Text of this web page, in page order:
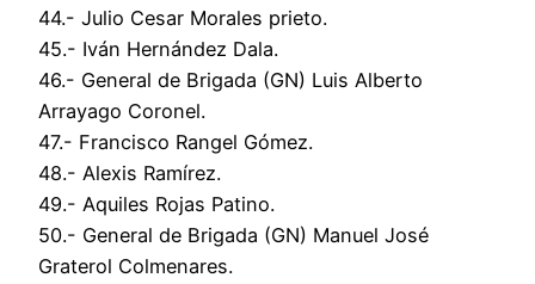
44.- Julio Cesar Morales prieto.
45.- Iván Hernández Dala.
46.- General de Brigada (GN) Luis Alberto
Arrayago Coronel.
47.- Francisco Rangel Gómez.
48.- Alexis Ramírez.
49.- Aquiles Rojas Patino.
50.- General de Brigada (GN) Manuel José
Graterol Colmenares.